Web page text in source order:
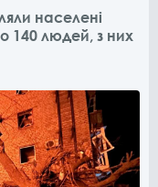
населені
140 людей, з них